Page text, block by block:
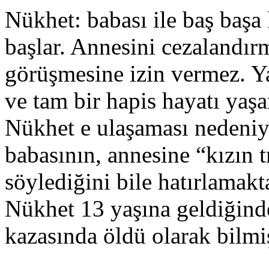
Nükhet: babası ile baş
başlar. Annesini
görüşmesine izin vermez.
ve tam bir hapis hayatı
Nükhet e ulaşaması
babasının, annesine
söylediğini bile
Nükhet 13 yaşına
kazasında öldü olarak